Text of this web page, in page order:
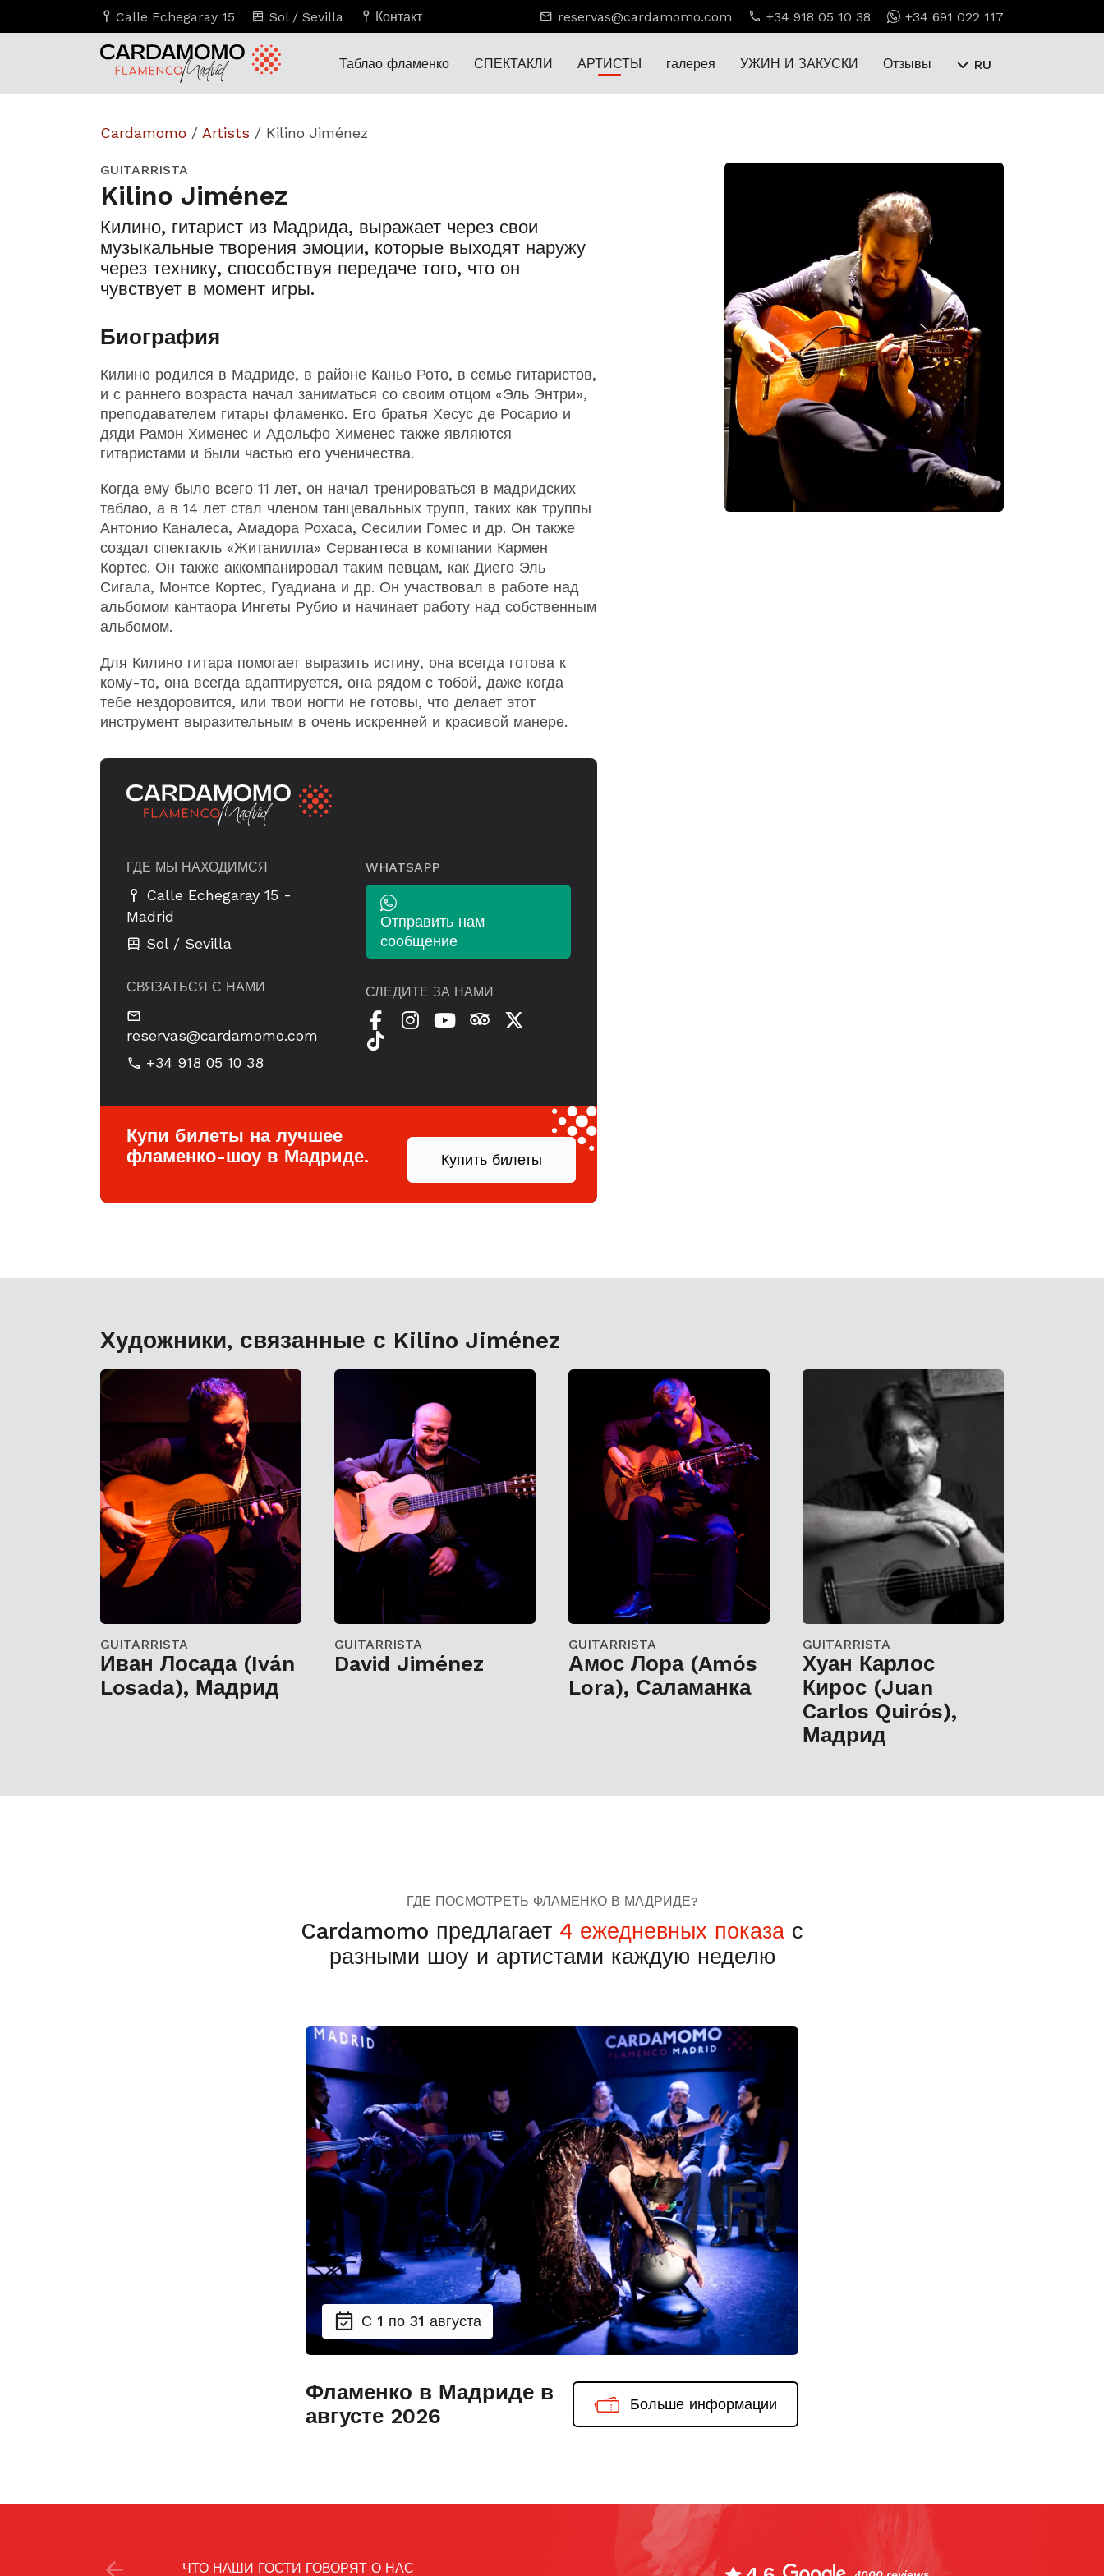
Calle Echegaray 15 Sol / Sevilla Контакт reservas@cardamomo.com +34 918 05 10 38 +34 691 022 117
Таблао фламенко СПЕКТАКЛИ АРТИСТЫ галерея УЖИН И ЗАКУСКИ Отзывы RU
Cardamomo / Artists / Kilino Jiménez
GUITARRISTA
Kilino Jiménez
Килино, гитарист из Мадрида, выражает через свои
музыкальные творения эмоции, которые выходят наружу
через технику, способствуя передаче того, что он
чувствует в момент игры.
Биография
Килино родился в Мадриде, в районе Каньо Рото, в семье гитаристов,
и с раннего возраста начал заниматься со своим отцом «Эль Энтри»,
преподавателем гитары фламенко. Его братья Хесус де Росарио и
дяди Рамон Хименес и Адольфо Хименес также являются
гитаристами и были частью его ученичества.
Когда ему было всего 11 лет, он начал тренироваться в мадридских
таблао, а в 14 лет стал членом танцевальных трупп, таких как труппы
Антонио Каналеса, Амадора Рохаса, Сесилии Гомес и др. Он также
создал спектакль «Житанилла» Сервантеса в компании Кармен
Кортес. Он также аккомпанировал таким певцам, как Диего Эль
Сигала, Монтсе Кортес, Гуадиана и др. Он участвовал в работе над
альбомом кантаора Ингеты Рубио и начинает работу над собственным
альбомом.
Для Килино гитара помогает выразить истину, она всегда готова к
кому-то, она всегда адаптируется, она рядом с тобой, даже когда
тебе нездоровится, или твои ногти не готовы, что делает этот
инструмент выразительным в очень искренней и красивой манере.
ГДЕ МЫ НАХОДИМСЯ
Calle Echegaray 15 -
Madrid
Sol / Sevilla
СВЯЗАТЬСЯ С НАМИ
reservas@cardamomo.com
+34 918 05 10 38
WHATSAPP
Отправить нам
сообщение
СЛЕДИТЕ ЗА НАМИ
Купи билеты на лучшее
фламенко-шоу в Мадриде.
Купить билеты
Художники, связанные с Kilino Jiménez
GUITARRISTA
Иван Лосада (Iván
Losada), Мадрид
GUITARRISTA
David Jiménez
GUITARRISTA
Амос Лора (Amós
Lora), Саламанка
GUITARRISTA
Хуан Карлос
Кирос (Juan
Carlos Quirós),
Мадрид
ГДЕ ПОСМОТРЕТЬ ФЛАМЕНКО В МАДРИДЕ?
Cardamomo предлагает 4 ежедневных показа с
разными шоу и артистами каждую неделю
С 1 по 31 августа
Фламенко в Мадриде в
августе 2026
Больше информации
ЧТО НАШИ ГОСТИ ГОВОРЯТ О НАС